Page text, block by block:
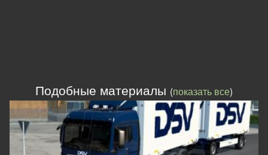
Подобные материалы (показать все)